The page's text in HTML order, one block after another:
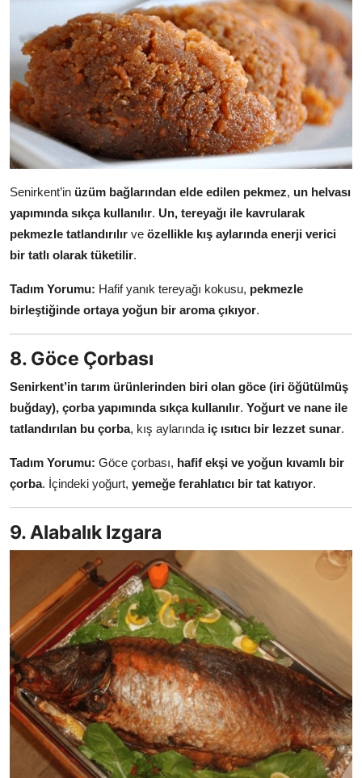
Senirkent’in üzüm bağlarından elde edilen pekmez, un helvası
yapımında sıkça kullanılır. Un, tereyağı ile kavrularak
pekmezle tatlandırılır ve özellikle kış aylarında enerji verici
bir tatlı olarak tüketilir.
Tadım Yorumu: Hafif yanık tereyağı kokusu, pekmezle
birleştiğinde ortaya yoğun bir aroma çıkıyor.
8. Göce Çorbası
Senirkent’in tarım ürünlerinden biri olan göce (iri öğütülmüş
buğday), çorba yapımında sıkça kullanılır. Yoğurt ve nane ile
tatlandırılan bu çorba, kış aylarında iç ısıtıcı bir lezzet sunar.
Tadım Yorumu: Göce çorbası, hafif ekşi ve yoğun kıvamlı bir
çorba. İçindeki yoğurt, yemeğe ferahlatıcı bir tat katıyor.
9. Alabalık Izgara